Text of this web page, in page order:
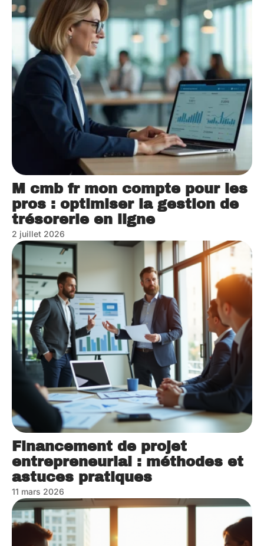
M cmb fr mon compte pour les
pros : optimiser la gestion de
trésorerie en ligne
2 juillet 2026
Financement de projet
entrepreneurial : méthodes et
astuces pratiques
11 mars 2026